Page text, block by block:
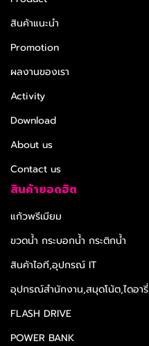
สินค้าแนะนำ
Promotion
ผลงานของเรา
Activity
Download
About us
Contact us
สินค้ายอดฮิต
แก้วพรีเมียม
ขวดน้ำ กระบอกน้ำ กระติกน้ำ
สินค้าไอที,อุปกรณ์ IT
อุปกรณ์สำนักงาน,สมุดโน้ต,ไดอารี่
FLASH DRIVE
POWER BANK